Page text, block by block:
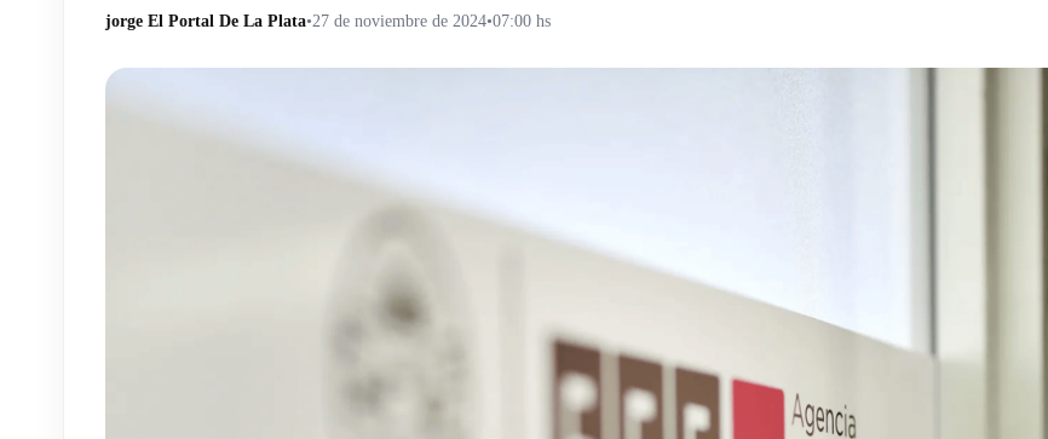
jorge El Portal De La Plata•27 de noviembre de 2024•07:00 hs